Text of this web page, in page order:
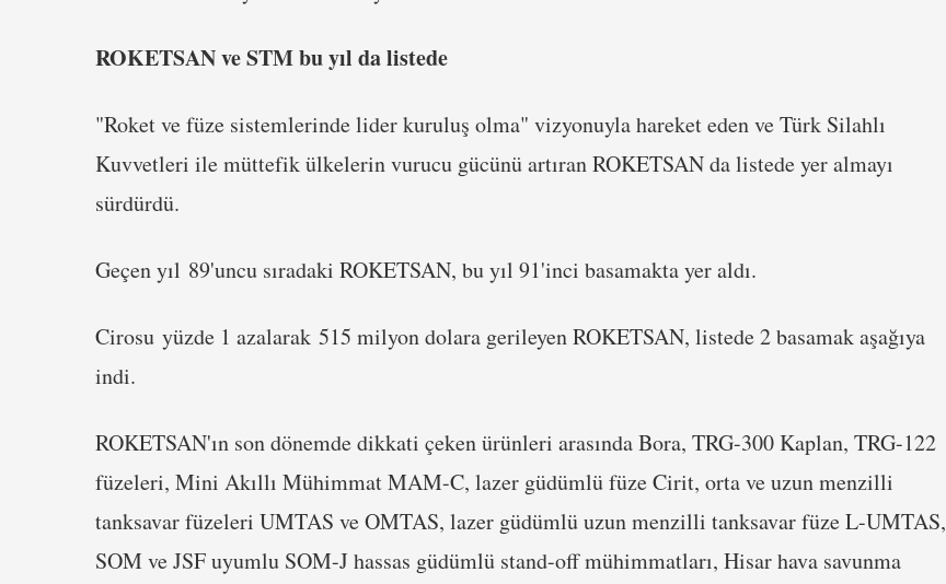
ROKETSAN ve STM bu yıl da listede
"Roket ve füze sistemlerinde lider kuruluş olma" vizyonuyla hareket eden ve Türk Silahlı
Kuvvetleri ile müttefik ülkelerin vurucu gücünü artıran ROKETSAN da listede yer almayı
sürdürdü.
Geçen yıl 89'uncu sıradaki ROKETSAN, bu yıl 91'inci basamakta yer aldı.
Cirosu yüzde 1 azalarak 515 milyon dolara gerileyen ROKETSAN, listede 2 basamak aşağıya
indi.
ROKETSAN'ın son dönemde dikkati çeken ürünleri arasında Bora, TRG-300 Kaplan, TRG-122
füzeleri, Mini Akıllı Mühimmat MAM-C, lazer güdümlü füze Cirit, orta ve uzun menzilli
tanksavar füzeleri UMTAS ve OMTAS, lazer güdümlü uzun menzilli tanksavar füze L-UMTAS,
SOM ve JSF uyumlu SOM-J hassas güdümlü stand-off mühimmatları, Hisar hava savunma